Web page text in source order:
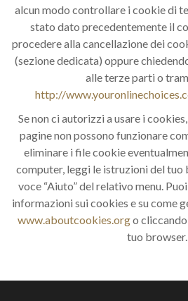
alcun modo controllare i cookie di
stato dato precedentemente il
procedere alla cancellazione dei
(sezione dedicata) oppure
alle terze parti o
http://
Se non ci autorizzi a usare i
pagine non possono funzionare
eliminare i file cookie
computer, leggi le istruzioni del tuo
voce “Aiuto” del relativo menu.
informazioni sui cookies e su come
www.aboutcookies.orgo cliccando
tuo browser.